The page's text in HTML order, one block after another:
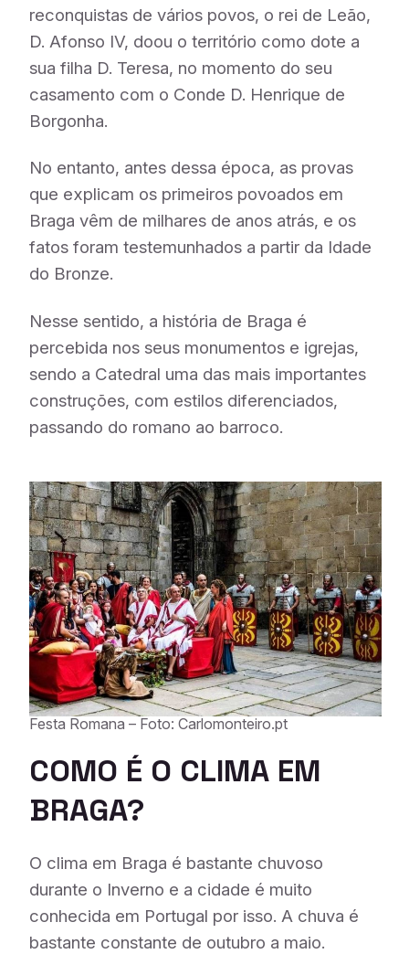
reconquistas de vários povos, o rei de Leão,
D. Afonso IV, doou o território como dote a
sua filha D. Teresa, no momento do seu
casamento com o Conde D. Henrique de
Borgonha.
No entanto, antes dessa época, as provas
que explicam os primeiros povoados em
Braga vêm de milhares de anos atrás, e os
fatos foram testemunhados a partir da Idade
do Bronze.
Nesse sentido, a história de Braga é
percebida nos seus monumentos e igrejas,
sendo a Catedral uma das mais importantes
construções, com estilos diferenciados,
passando do romano ao barroco.
Festa Romana – Foto: Carlomonteiro.pt
COMO É O CLIMA EM
BRAGA?
O clima em Braga é bastante chuvoso
durante o Inverno e a cidade é muito
conhecida em Portugal por isso. A chuva é
bastante constante de outubro a maio.